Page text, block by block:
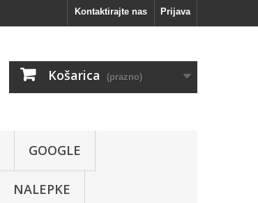
Prijava
Kontaktirajte nas
Košarica (prazno)
GOOGLE
NALEPKE